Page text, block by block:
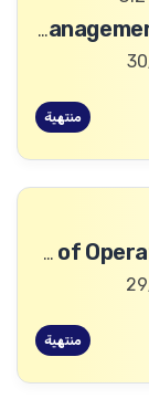
Advisor Commission Management for Health Projects
منتهية
Head of Operations Syria Damascus
منتهية